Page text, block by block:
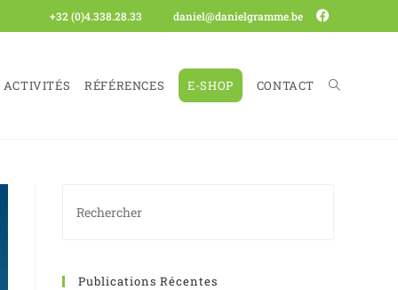
+32 (0)4.338.28.33 daniel@danielgramme.be
ACTIVITÉS RÉFÉRENCES E-SHOP CONTACT
Publications Récentes